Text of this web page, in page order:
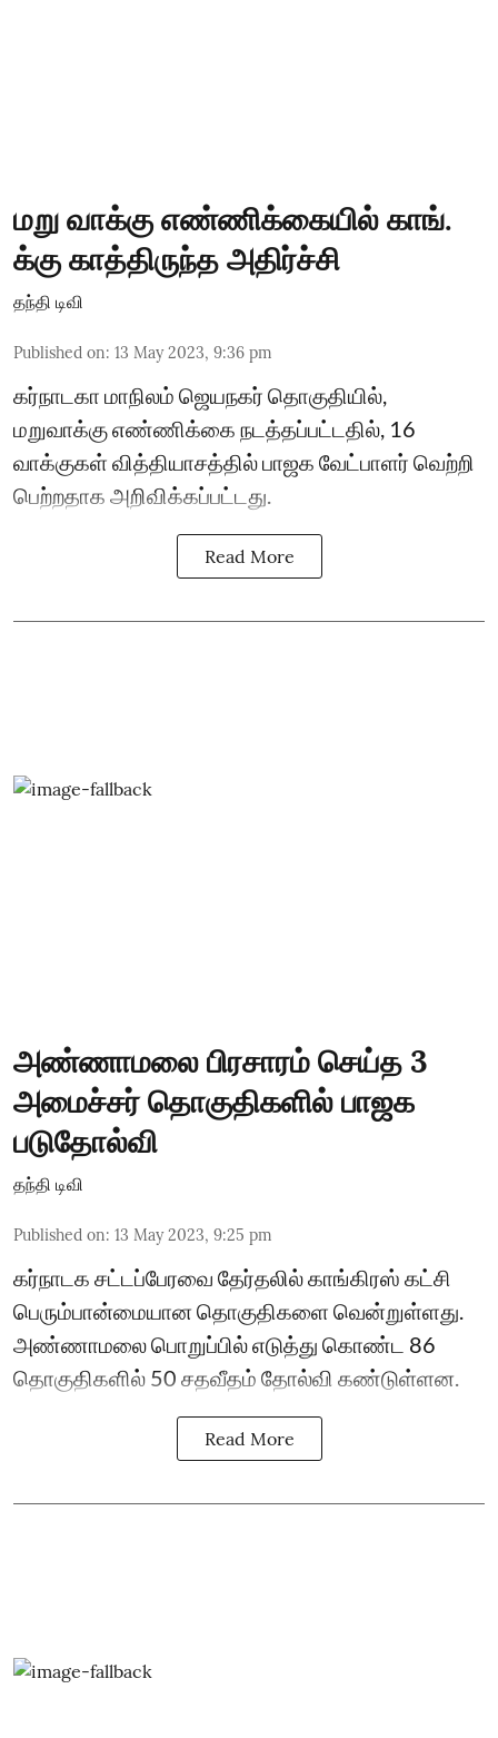
மறு வாக்கு எண்ணிக்கையில் காங்.
க்கு காத்திருந்த அதிர்ச்சி
தந்தி டிவி
Published on: 13 May 2023, 9:36 pm
கர்நாடகா மாநிலம் ஜெயநகர் தொகுதியில்,
மறுவாக்கு எண்ணிக்கை நடத்தப்பட்டதில், 16
வாக்குகள் வித்தியாசத்தில் பாஜக வேட்பாளர் வெற்றி
பெற்றதாக அறிவிக்கப்பட்டது.
Read More
அண்ணாமலை பிரசாரம் செய்த 3
அமைச்சர் தொகுதிகளில் பாஜக
படுதோல்வி
தந்தி டிவி
Published on: 13 May 2023, 9:25 pm
கர்நாடக சட்டப்பேரவை தேர்தலில் காங்கிரஸ் கட்சி
பெரும்பான்மையான தொகுதிகளை வென்றுள்ளது.
அண்ணாமலை பொறுப்பில் எடுத்து கொண்ட 86
தொகுதிகளில் 50 சதவீதம் தோல்வி கண்டுள்ளன.
Read More